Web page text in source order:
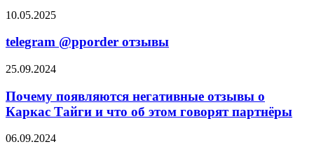
telegram
отзывы
10.05.2025
telegram @pporder отзывы
Почему
негативные
отзывы
о
Тайги
25.09.2024
Почему появляются негативные отзывы о
Каркас Тайги и что об этом говорят партнёры
Негативные
06.09.2024